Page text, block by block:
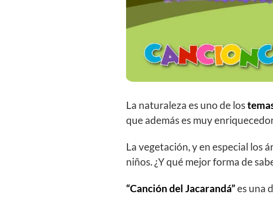
La naturaleza es uno de los
que además es muy
La vegetación, y en especial los
niños. ¿Y qué mejor forma de
“Canción del Jacarandá”es una